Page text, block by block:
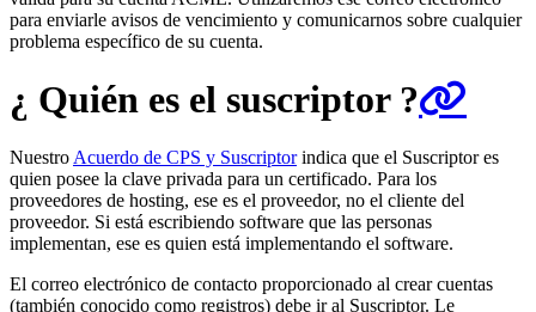
para enviarle avisos de vencimiento y comunicarnos sobre cualquier
problema específico de su cuenta.
¿ Quién es el suscriptor ?
NuestroAcuerdo de CPS y Suscriptorindica que el Suscriptor es
quien posee la clave privada para un certificado. Para los
proveedores de hosting, ese es el proveedor, no el cliente del
proveedor. Si está escribiendo software que las personas
implementan, ese es quien está implementando el software.
El correo electrónico de contacto proporcionado al crear cuentas
(también conocido como registros) debe ir al Suscriptor. Le